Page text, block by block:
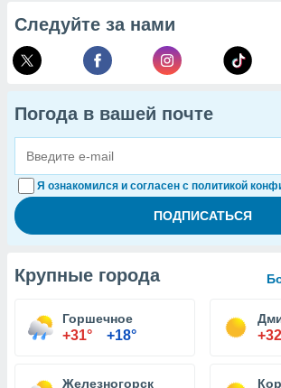
Следуйте за нами
Погода в вашей почте
Я ознакомился и согласен с политикой
Крупные города
Горшечное
+31° +18°
Железногорск